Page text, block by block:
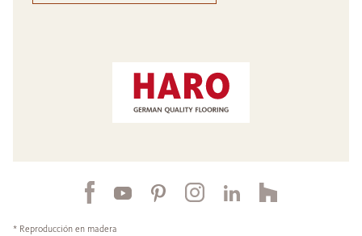
* Reproducción en madera